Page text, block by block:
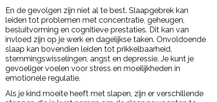
En de gevolgen zijn niet al te best. Slaapgebrek kan
leiden tot problemen met concentratie, geheugen,
besluitvorming en cognitieve prestaties. Dit kan van
invloed zijn op je werk en dagelijkse taken. Onvoldoende
slaap kan bovendien leiden tot prikkelbaarheid,
stemmingswisselingen, angst en depressie. Je kunt je
gevoeliger voelen voor stress en moeilijkheden in
emotionele regulatie.
Als je kind moeite heeft met slapen, zijn er verschillende